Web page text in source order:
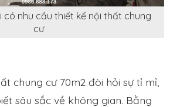
có nhu cầu thiết kế nội thất chung
cư
chung cư 70m2 đòi hỏi sự tỉ mỉ,
sâu sắc về không gian. Bằng